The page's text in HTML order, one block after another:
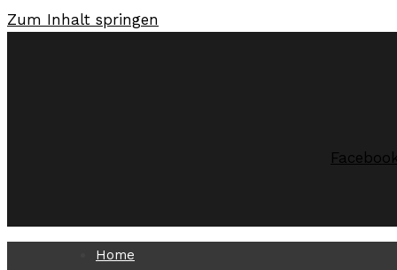
Zum Inhalt springen
Home